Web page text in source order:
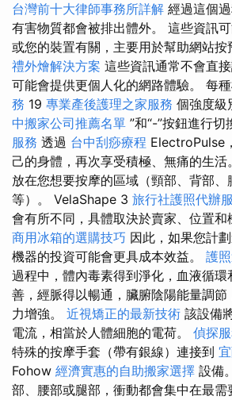
台灣前十大律師事務所詳解 經過這個
有害物質都會被排出體外。 這些資訊
或您的裝置有關，主要用於幫助網站按
禮外燴解決方案 這些資訊通常不會直
可能會提供更個人化的網路體驗。 每
務 19 專業產後護理之家服務 個強度級
中搬家公司推薦名單 ”和“-”按鈕進行切
服務 透過 台中刮痧療程 ElectroPulse
己的身體，再次享受積極、無痛的生
放在您想要按摩的區域（頸部、背部、
等）。 VelaShape 3 旅行社護照代辦
會有所不同，具體取決於賣家、位置和
商用冰箱的選購技巧 因此，如果您計
機器的投資可能會更具成本效益。 護
過程中，體內毒素得到淨化，血液循環
善，經脈得以暢通，臟腑陰陽能量調節
力增強。 近視矯正的最新技術 該設備
電流，相當於人體細胞的電荷。 偵探
特殊的按摩手套（帶有銀線）連接到
Fohow 經濟實惠的自助搬家選擇 設備
部、腰部或腿部，衝動都會集中在最需